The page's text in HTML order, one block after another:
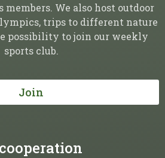
We also host outdoor
trips to different nature
possibility to join our weekly
sports club.
Join